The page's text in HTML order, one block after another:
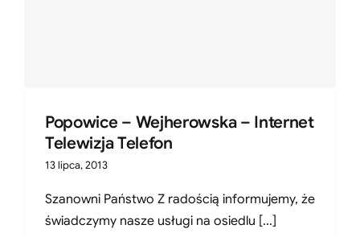
Popowice – Wejherowska – Internet
Telewizja Telefon
13 lipca, 2013
Szanowni Państwo Z radością informujemy, że
świadczymy nasze usługi na osiedlu [...]